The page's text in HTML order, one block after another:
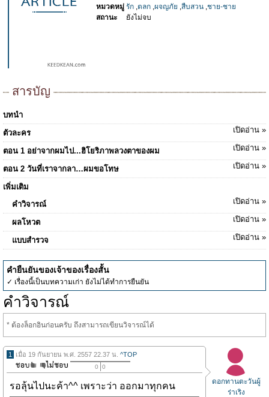
หมวดหมู่ รัก ,ตลก ,ผจญภัย ,สืบสวน ,ชาย-ชาย
สถานะ
ยังไม่จบ
สารบัญ
บทนำ
ตัวละคร
เปิดอ่าน »
ตอน 1 อย่าจากผมไป...ฮิโยริภาพลวงตาของผม เปิดอ่าน »
ตอน 2 วันที่เราจากลา…ผมขอโทษ เปิดอ่าน »
เพิ่มเติม
คำวิจารณ์
เปิดอ่าน »
ผลโหวต เปิดอ่าน »
แบบสำรวจ เปิดอ่าน »
คำยืนยันของเจ้าของเรื่องสั้น
✓ เรื่องนี้เป็นบทความเก่า ยังไม่ได้ทำการยืนยัน
คำวิจารณ์
* ต้องล็อกอินก่อนครับ ถึงสามารถเขียนวิจารณ์ได้
ดอกทานตะวันผู้
ร่าเริง
1 เมื่อ 19 กันยายน พ.ศ. 2557 22.37 น. ^TOP
0 0
รอลุ้นไปนะค้า^^ เพราะว่า ออกมาทุกคน